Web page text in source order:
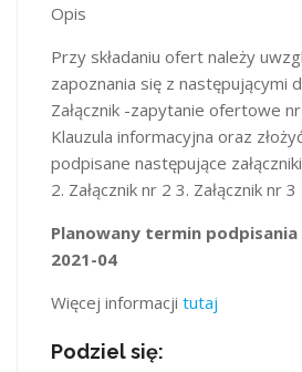
Opis
Przy składaniu ofert należy
zapoznania się z następującymi
Załącznik -zapytanie ofertowe
Klauzula informacyjna oraz
podpisane następujące
2. Załącznik nr 2 3. Załącznik nr
Planowany termin
2021-04
Więcej informacji tutaj
Podziel się: